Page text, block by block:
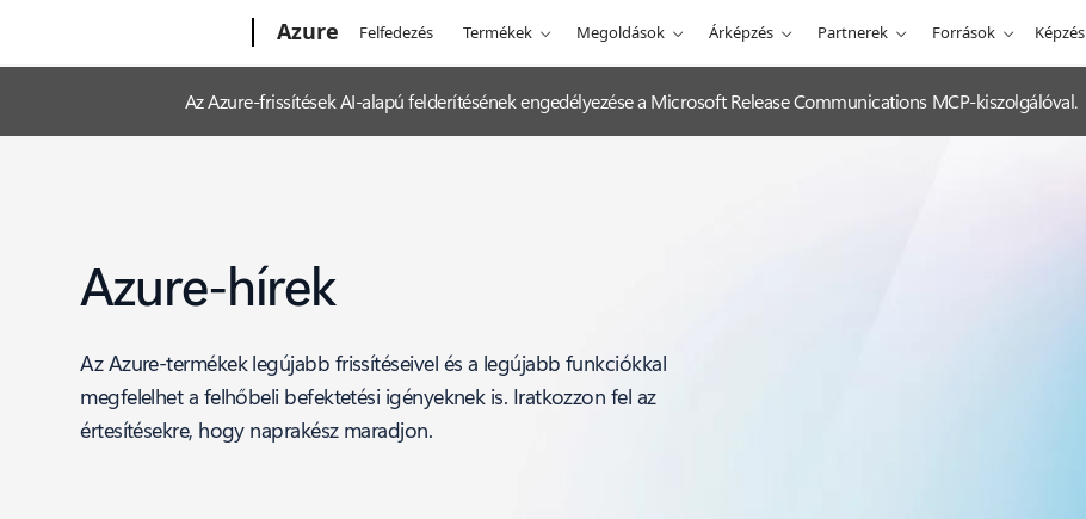
Azure Felfedezés Termékek Megoldások Árképzés Partnerek Források Képzés
Az Azure-frissítések AI-alapú felderítésének engedélyezése a Microsoft Release Communications MCP-kiszolgálóval.
Azure-hírek
Az Azure-termékek legújabb frissítéseivel és a legújabb funkciókkal
megfelelhet a felhőbeli befektetési igényeknek is. Iratkozzon fel az
értesítésekre, hogy naprakész maradjon.